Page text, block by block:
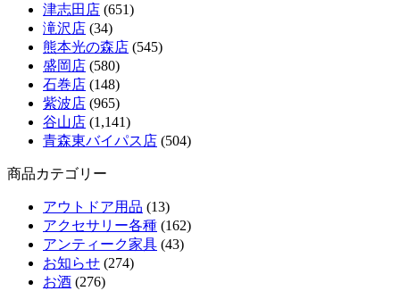
津志田店 (651)
滝沢店 (34)
熊本光の森店 (545)
盛岡店 (580)
石巻店 (148)
紫波店 (965)
谷山店 (1,141)
青森東バイパス店 (504)
商品カテゴリー
アウトドア用品 (13)
アクセサリー各種 (162)
アンティーク家具 (43)
お知らせ (274)
お酒 (276)